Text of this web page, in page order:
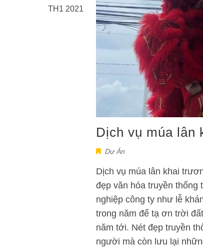
TH1 2021
Dịch vụ múa lân
Dự Án
Dịch vụ múa lân khai
đẹp văn hóa truyền thống
nghiệp công ty như lễ
trong năm để tạ ơn trời
năm tới. Nét đẹp truyền
người mà còn lưu lại